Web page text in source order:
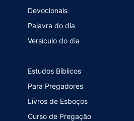
Devocionais
Palavra do dia
Versículo do dia
Estudos Bíblicos
Para Pregadores
Livros de Esboços
Curso de Pregação